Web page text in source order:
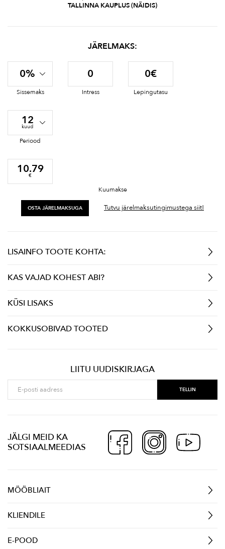
TALLINNA KAUPLUS (NÄIDIS)
JÄRELMAKS:
0%
Sissemaks
0
Intress
0€
Lepingutasu
12
kuud
Periood
10.79
€
Kuumakse
OSTA JÄRELMAKSUGA Tutvu järelmaksutingimustega siit!
LISAINFO TOOTE KOHTA:
KAS VAJAD KOHEST ABI?
KÜSI LISAKS
KOKKUSOBIVAD TOOTED
LIITU UUDISKIRJAGA
JÄLGI MEID KA
SOTSIAALMEEDIAS
MÖÖBLIAIT
KLIENDILE
E-POOD